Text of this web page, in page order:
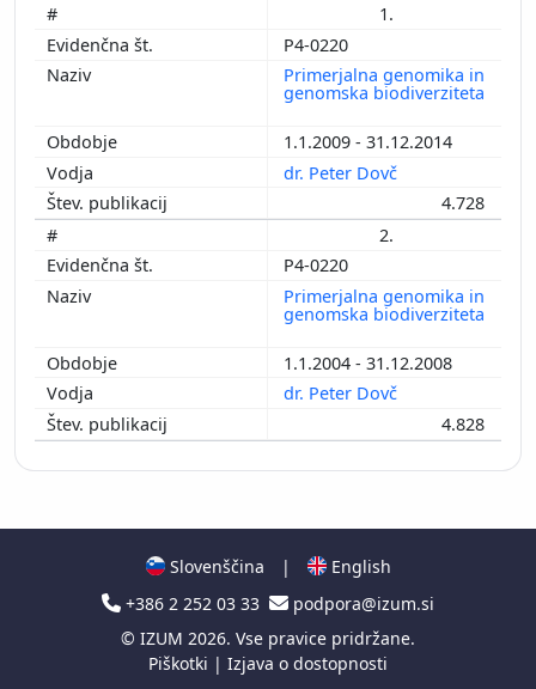
1.
P4-0220
Primerjalna genomika in
genomska biodiverziteta
1.1.2009 - 31.12.2014
dr. Peter Dovč
4.728
2.
P4-0220
Primerjalna genomika in
genomska biodiverziteta
1.1.2004 - 31.12.2008
dr. Peter Dovč
4.828
Slovenščina |
English
+386 2 252 03 33
podpora@izum.si
© IZUM 2026. Vse pravice pridržane.
Piškotki | Izjava o dostopnosti